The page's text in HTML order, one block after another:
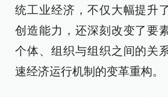
统工业经济，不仅大幅提升
创造能力，还深刻改变了要
个体、组织与组织之间的关
速经济运行机制的变革重构。